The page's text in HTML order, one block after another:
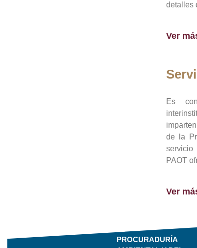
detalles
Ver
Es
de la
servicio
PAOT
Ver
PROCURADURÍA